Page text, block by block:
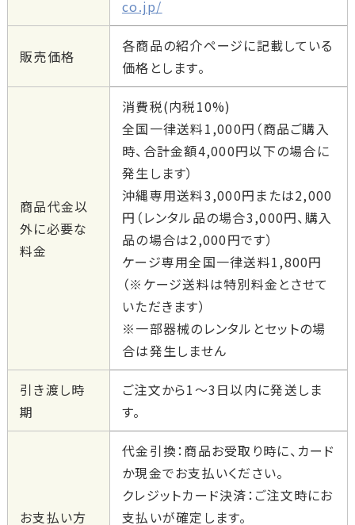
co.jp/
販売価格
各商品の紹介ページに記載している
価格とします。
商品代金以
外に必要な
料金
消費税(内税10%)
全国一律送料1,000円（商品ご購入
時、合計金額4,000円以下の場合に
発生します）
沖縄専用送料3,000円または2,000
円（レンタル品の場合3,000円、購入
品の場合は2,000円です）
ケージ専用全国一律送料1,800円
（※ケージ送料は特別料金とさせて
いただきます）
※一部器械のレンタルとセットの場
合は発生しません
引き渡し時
期
ご注文から1～3日以内に発送しま
す。
お支払い方
代金引換：商品お受取り時に、カード
か現金でお支払いください。
クレジットカード決済：ご注文時にお
支払いが確定します。